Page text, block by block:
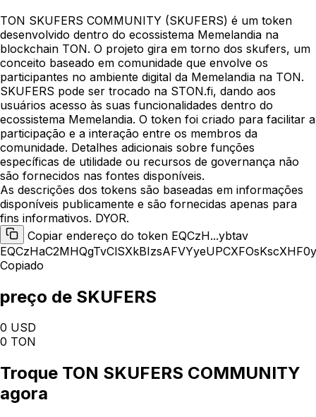
TON SKUFERS COMMUNITY (SKUFERS) é um token
desenvolvido dentro do ecossistema Memelandia na
blockchain TON. O projeto gira em torno dos skufers, um
conceito baseado em comunidade que envolve os
participantes no ambiente digital da Memelandia na TON.
SKUFERS pode ser trocado na STON.fi, dando aos
usuários acesso às suas funcionalidades dentro do
ecossistema Memelandia. O token foi criado para facilitar a
participação e a interação entre os membros da
comunidade. Detalhes adicionais sobre funções
específicas de utilidade ou recursos de governança não
são fornecidos nas fontes disponíveis.
As descrições dos tokens são baseadas em informações
disponíveis publicamente e são fornecidas apenas para
fins informativos. DYOR.
Copiar endereço do token EQCzH...ybtav
Copiado
preço de SKUFERS
0 USD
0 TON
Troque TON SKUFERS COMMUNITY
agora